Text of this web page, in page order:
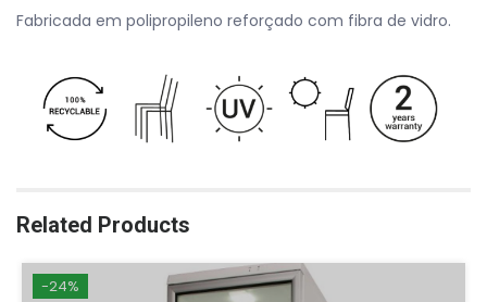
Fabricada em polipropileno reforçado com fibra de vidro.
Related Products
-24%